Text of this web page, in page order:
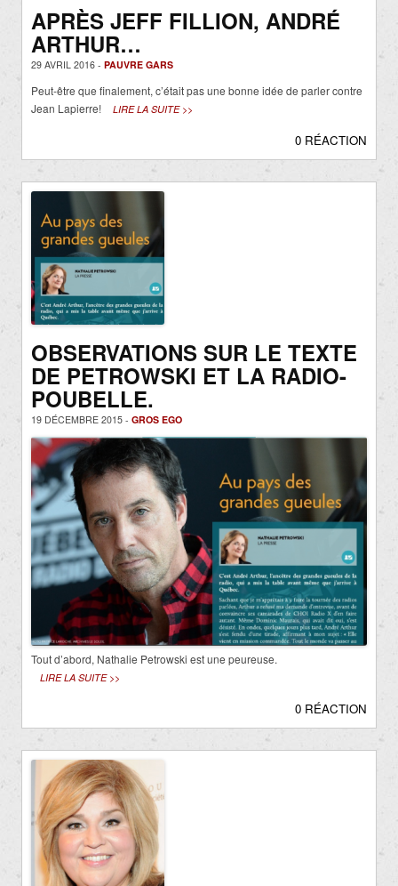
APRÈS JEFF FILLION, ANDRÉ
ARTHUR…
29 AVRIL 2016 - PAUVRE GARS
Peut-être que finalement, c’était pas une bonne idée de parler contre
Jean Lapierre!
LIRE LA SUITE >>
0 RÉACTION
OBSERVATIONS SUR LE TEXTE
DE PETROWSKI ET LA RADIO-
POUBELLE.
19 DÉCEMBRE 2015 - GROS EGO
Tout d’abord, Nathalie Petrowski est une peureuse.
LIRE LA SUITE >>
0 RÉACTION